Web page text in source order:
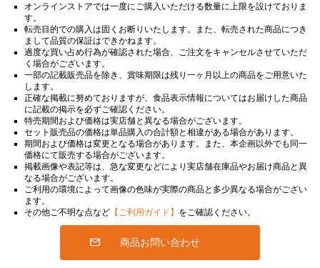
オンラインストアでは一度にご購入いただける数量に上限を設けておりま
す。
転売目的での購入は固くお断りいたします。また、転売された商品につき
まして品質の保証はできかねます。
過度な買い占め行為が確認された場合、ご注文をキャンセルさせていただ
く場合がございます。
一部の記載販売品を除き、賞味期限は残り一ヶ月以上の商品をご用意いた
します。
正確な掲載に努めておりますが、食品表示情報についてはお届けした商品
に記載の掲示を必ずご確認ください。
特売期間および価格は実店舗と異なる場合がございます。
セット販売品の価格は単品購入の合計額と相違がある場合があります。
期間および価格は変更となる場合があります。また、本企画以外でも同一
価格にて販売する場合がございます。
掲載画像や表記等は、急な変更などにより実店舗在庫品やお届け商品と異
なる場合がございます。
ご利用の環境によって画像の色味が実際の商品と多少異なる場合がござい
ます。
その他ご不明な点など 【ご利用ガイド】 をご確認ください。
商品お問い合わせ